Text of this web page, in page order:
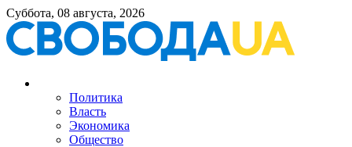
Суббота, 08 августа, 2026
Политика
Власть
Экономика
Общество